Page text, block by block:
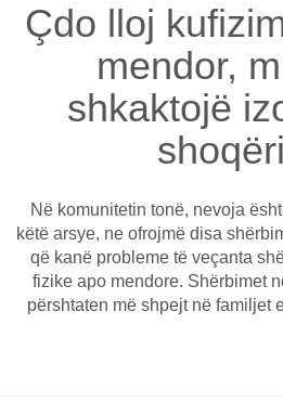
Çdo lloj
mendor,
shkaktojë
Në komunitetin tonë, nevoja
këtë arsye, ne ofrojmë disa
që kanë probleme të veçanta
fizike apo mendore. Shërbimet
përshtaten më shpejt në familjet